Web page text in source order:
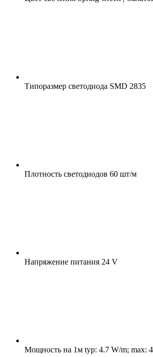
Типоразмер светодиода SMD 2835
Плотность светодиодов 60 шт/м
Напряжение питания 24 V
Мощность на 1м typ: 4.7 W/m; max: